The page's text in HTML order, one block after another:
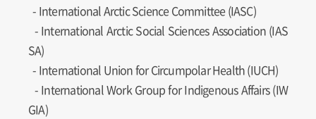
- International Arctic Science Committee (IASC)
- International Arctic Social Sciences Association (IAS
SA)
- International Union for Circumpolar Health (IUCH)
- International Work Group for Indigenous Affairs (IW
GIA)